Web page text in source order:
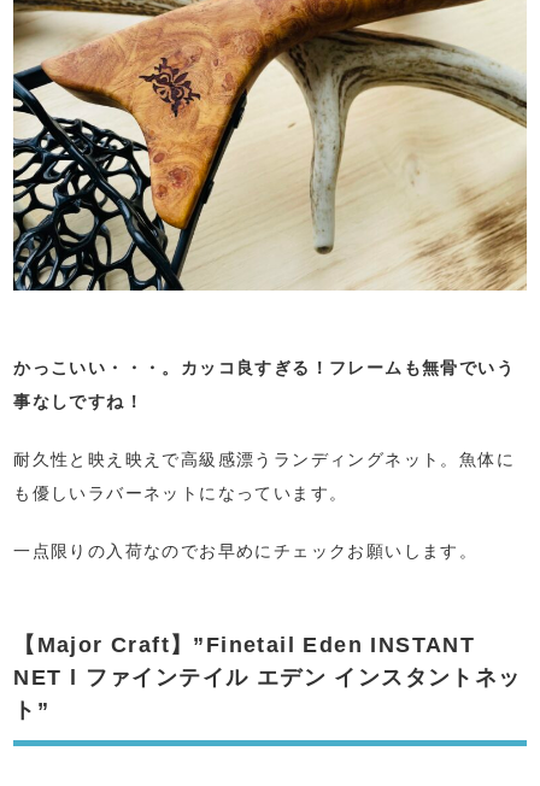
かっこいい・・・。カッコ良すぎる！フレームも無骨でいう
事なしですね！
耐久性と映え映えで高級感漂うランディングネット。魚体に
も優しいラバーネットになっています。
一点限りの入荷なのでお早めにチェックお願いします。
【Major Craft】”Finetail Eden INSTANT
NET l ファインテイル エデン インスタントネッ
ト”